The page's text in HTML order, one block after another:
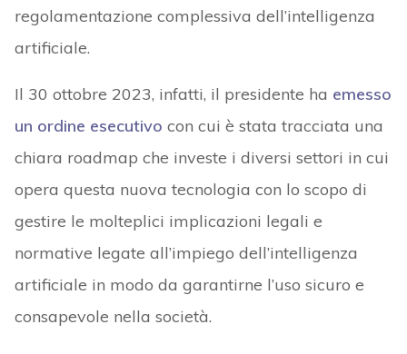
regolamentazione complessiva dell’intelligenza
artificiale.
Il 30 ottobre 2023, infatti, il presidente ha emesso
un ordine esecutivo con cui è stata tracciata una
chiara roadmap che investe i diversi settori in cui
opera questa nuova tecnologia con lo scopo di
gestire le molteplici implicazioni legali e
normative legate all’impiego dell’intelligenza
artificiale in modo da garantirne l’uso sicuro e
consapevole nella società.